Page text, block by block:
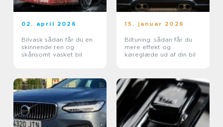
02. april 2026
Bilvask sådan får du en
skinnende ren og
skånsomt vasket bil
15. januar 2026
Biltuning: sådan får du
mere effekt og
køreglæde ud af din bil